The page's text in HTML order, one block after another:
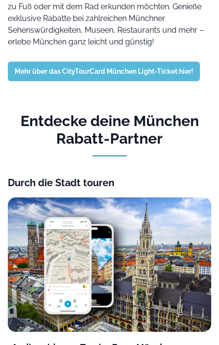
zu Fuß oder mit dem Rad erkunden möchten. Genieße
exklusive Rabatte bei zahlreichen Münchner
Sehenswürdigkeiten, Museen, Restaurants und mehr –
erlebe München ganz leicht und günstig!
Mehr über das CityTourCard München Light-Ticket hier!
Entdecke deine München
Rabatt-Partner
Durch die Stadt touren